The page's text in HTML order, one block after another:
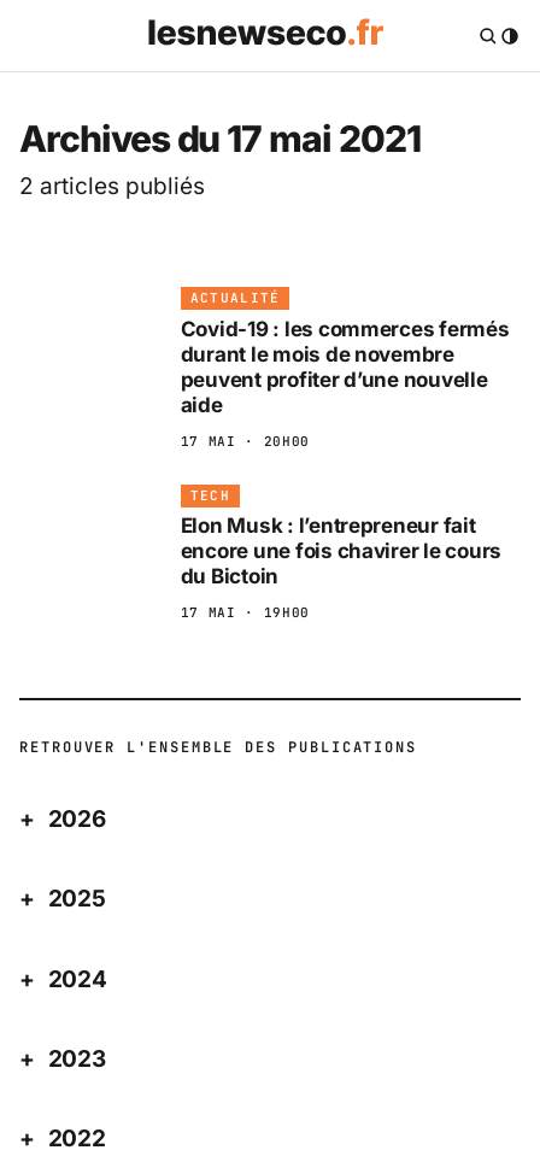
Les News Eco .fr —
Archives du 17 mai 2021
2 articles publiés
ACTUALITÉ
Covid-19 : les commerces fermés
durant le mois de novembre
peuvent profiter d’une nouvelle
aide
17 MAI · 20H00
TECH
Elon Musk : l’entrepreneur fait
encore une fois chavirer le cours
du Bictoin
17 MAI · 19H00
RETROUVER L'ENSEMBLE DES PUBLICATIONS
2026
2025
2024
2023
2022